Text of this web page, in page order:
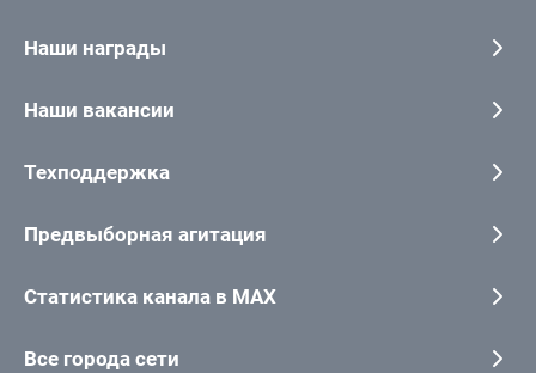
Наши награды
Наши вакансии
Техподдержка
Предвыборная агитация
Статистика канала в MAX
Все города сети